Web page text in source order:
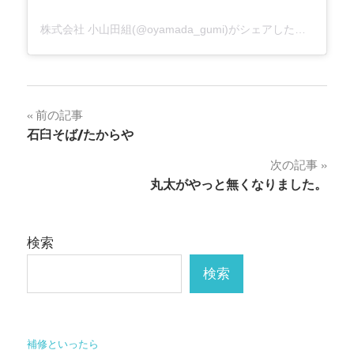
投
稿
ゲ
シ
ョ
前の記事
石臼そば/たからや
次の記事
丸太がやっと無くなりました。
検索
検索
補修といったら